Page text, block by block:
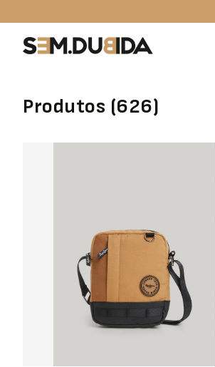
Produtos (626)